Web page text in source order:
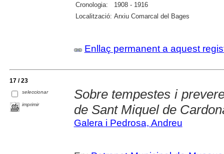
Cronologia:
1908 - 1916
Localització: Arxiu Comarcal del Bages
Enllaç permanent a aquest
17 / 23
seleccionar
imprimir
Sobre tempestes i
de Sant Miquel de
Galera i Pedrosa, Andreu